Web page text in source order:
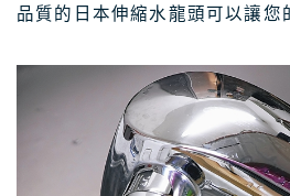
品質的日本伸縮水龍頭可以讓您